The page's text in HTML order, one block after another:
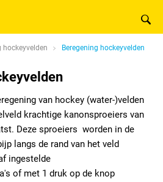
hockeyvelden Beregening hockeyvelden
van hockey (water-)velden
krachtige kanonsproeiers van
Deze sproeiers worden in de
langs de rand van het veld
ingestelde
of met 1 druk op de knop